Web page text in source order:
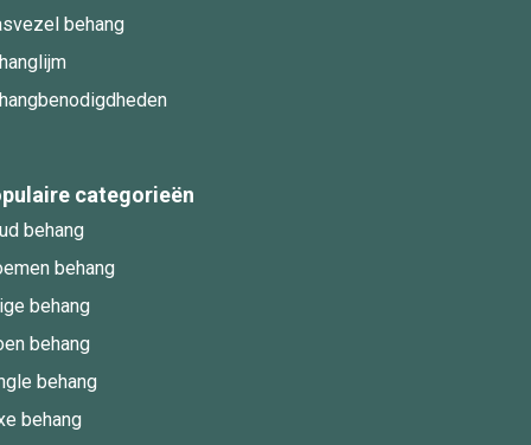
behang
categorieën
behang
behang
behang
behang
behang
behang